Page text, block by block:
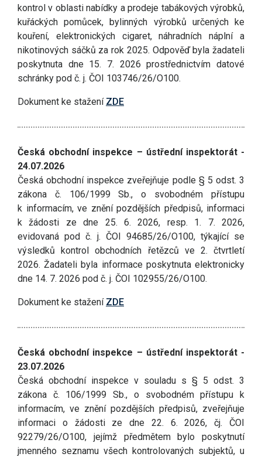
kontrol v oblasti nabídky a prodeje tabákových výrobků,
kuřáckých pomůcek, bylinných výrobků určených ke
kouření, elektronických cigaret, náhradních náplní a
nikotinových sáčků za rok 2025. Odpověď byla žadateli
poskytnuta dne 15. 7. 2026 prostřednictvím datové
schránky pod č. j. ČOI 103746/26/O100.
Dokument ke stažení ZDE
Česká obchodní inspekce – ústřední inspektorát -
24.07.2026
Česká obchodní inspekce zveřejňuje podle § 5 odst. 3
zákona č. 106/1999 Sb., o svobodném přístupu
k informacím, ve znění pozdějších předpisů, informaci
k žádosti ze dne 25. 6. 2026, resp. 1. 7. 2026,
evidovaná pod č. j. ČOI 94685/26/O100, týkající se
výsledků kontrol obchodních řetězců ve 2. čtvrtletí
2026. Žadateli byla informace poskytnuta elektronicky
dne 14. 7. 2026 pod č. j. ČOI 102955/26/O100.
Dokument ke stažení ZDE
Česká obchodní inspekce – ústřední inspektorát -
23.07.2026
Česká obchodní inspekce v souladu s § 5 odst. 3
zákona č. 106/1999 Sb., o svobodném přístupu k
informacím, ve znění pozdějších předpisů, zveřejňuje
informaci o žádosti ze dne 22. 6. 2026, čj. ČOI
92279/26/O100, jejímž předmětem bylo poskytnutí
jmenného seznamu všech kontrolovaných subjektů, u